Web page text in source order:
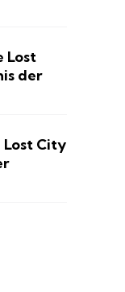
Lost
der
Lost City